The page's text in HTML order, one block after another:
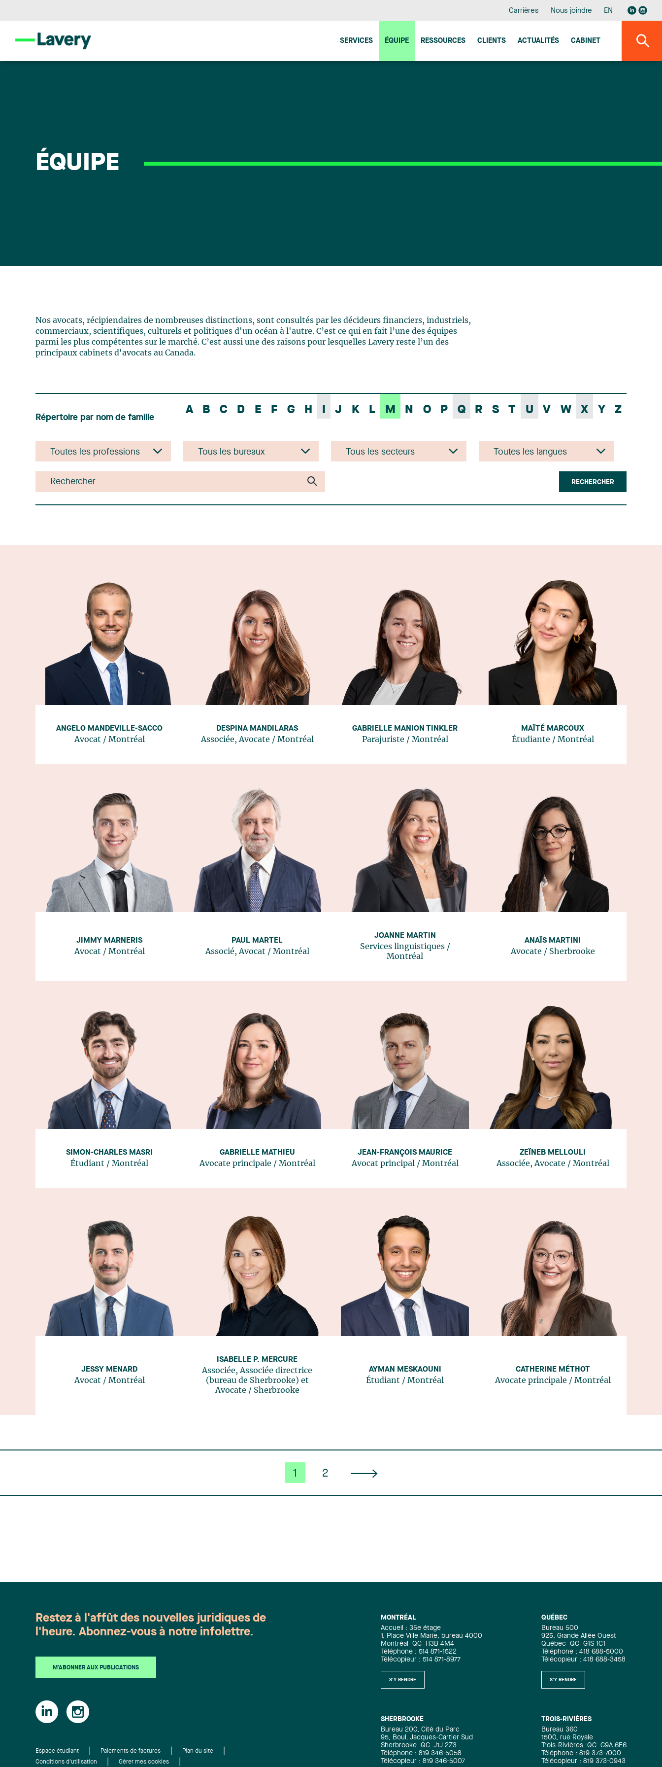
Carrières Nous joindre EN
SERVICES ÉQUIPE RESSOURCES CLIENTS ACTUALITÉS CABINET
ÉQUIPE
Nos avocats, récipiendaires de nombreuses distinctions, sont consultés par les décideurs financiers, industriels,
commerciaux, scientifiques, culturels et politiques d'un océan à l'autre. C’est ce qui en fait l’une des équipes
parmi les plus compétentes sur le marché. C’est aussi une des raisons pour lesquelles Lavery reste l’un des
principaux cabinets d'avocats au Canada.
RECHERCHER
Répertoire par nom de famille
A B C D E F G H I J K L M N O P Q R S T U V W X Y Z
ANGELO MANDEVILLE-SACCO
Avocat / Montréal
DESPINA MANDILARAS
Associée, Avocate / Montréal
GABRIELLE MANION TINKLER
Parajuriste / Montréal
MAÏTÉ MARCOUX
Étudiante / Montréal
JIMMY MARNERIS
Avocat / Montréal
PAUL MARTEL
Associé, Avocat / Montréal
JOANNE MARTIN
Services linguistiques/
Montréal
ANAÏS MARTINI
Avocate / Sherbrooke
SIMON-CHARLES MASRI
Étudiant / Montréal
GABRIELLE MATHIEU
Avocate principale / Montréal
JEAN-FRANÇOIS MAURICE
Avocat principal
/ Montréal
ZEÏNEB MELLOULI
Associée, Avocate / Montréal
JESSY MENARD
Avocat / Montréal
ISABELLE P. MERCURE
Associée, Associée directrice
(bureau de Sherbrooke) et
Avocate / Sherbrooke
AYMAN MESKAOUNI
Étudiant / Montréal
CATHERINE MÉTHOT
Avocate principale / Montréal
1 2
MONTRÉAL
Accueil : 35e étage
1, Place Ville Marie, bureau 4000
Montréal
QC
H3B 4M4
Téléphone : 514 871-1522
Télécopieur : 514 871-8977
S'Y RENDRE
QUÉBEC
Bureau 500
925, Grande Allée Ouest
Québec QC G1S 1C1
Téléphone : 418 688-5000
Télécopieur : 418 688-3458
S'Y RENDRE
SHERBROOKE
Bureau 200, Cité du Parc
95, Boul. Jacques-Cartier Sud
Sherbrooke QC J1J 2Z3
Téléphone : 819 346-5058
Télécopieur : 819 346-5007
TROIS-RIVIÈRES
Bureau 360
1500, rue Royale
Trois-Rivières QC G9A 6E6
Téléphone : 819 373-7000
Télécopieur : 819 373-0943
Restez à l'affût des nouvelles juridiques de
l'heure. Abonnez-vous à notre infolettre.
M'ABONNER AUX PUBLICATIONS
Espace étudiant Paiements de factures
Plan du site
Conditions d'utilisation
Gérer mes cookies